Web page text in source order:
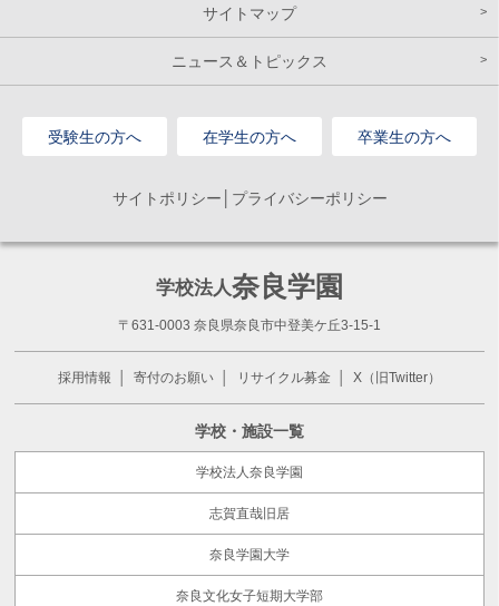
サイトマップ
ニュース＆トピックス
受験生の方へ 在学生の方へ 卒業生の方へ
サイトポリシー│プライバシーポリシー
学校法人奈良学園
〒631-0003 奈良県奈良市中登美ケ丘3-15-1
採用情報 寄付のお願い リサイクル募金 X（旧Twitter）
学校・施設一覧
学校法人奈良学園
志賀直哉旧居
奈良学園大学
奈良文化女子短期大学部